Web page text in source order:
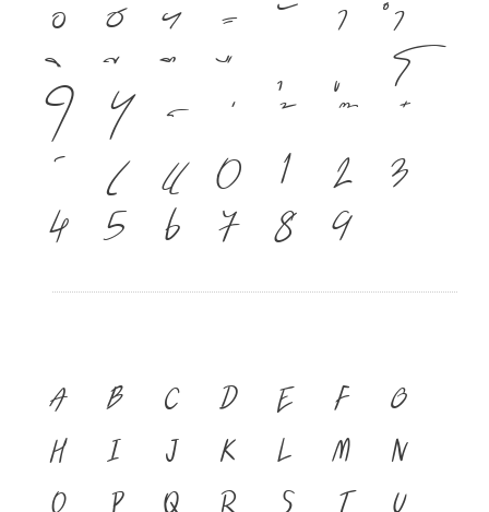
อ
ฮ ฯ ะ า
ำ
โ
ใ
ไ
เ
แ ๐ ๑ ๒
๓
๔
๕ ๖ ๗ ๘ ๙
A B C D E F
G
H
I J K L M
N
O
P Q R S T
U